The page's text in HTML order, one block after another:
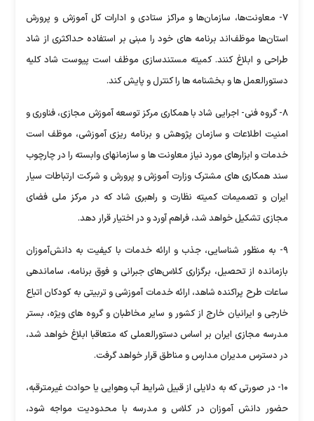
۷- معاونت‌ها، سازمان‌ها و مراکز ستادی و ادارات کل آموزش و پرورش
استان‌ها موظف‌اند برنامه های خود را مبنی بر استفاده حداکثری از شاد
طراحی و ابلاغ کنند. کمیته مستندسازی موظف است پیوست شاد کلیه
دستورالعمل ها و بخشنامه ها را کنترل و پایش کند.
۸- گروه فنی- اجرایی شاد با همکاری مرکز توسعه آموزش مجازی، فناوری و
امنیت اطلاعات و سازمان پژوهش و برنامه ریزی آموزشی، موظف است
خدمات و ابزارهای مورد نیاز معاونت ها و سازمانهای وابسته را در چارچوب
سند همکاری های مشترک وزارت آموزش و پرورش و شرکت ارتباطات سیار
ایران و تصمیمات کمیته نظارت و راهبری شاد که در مرکز ملی فضای
مجازی تشکیل خواهد شد، فراهم آورد و در اختیار قرار دهد.
۹- به منظور شناسایی، جذب و ارائه خدمات با کیفیت به دانش‌آموزان
بازمانده از تحصیل، برگزاری کلاس‌های جبرانی و فوق برنامه، ساماندهی
ساعات طرح پراکنده شاهد، ارائه خدمات آموزشی و تربیتی به کودکان اتباع
خارجی و ایرانیان خارج از کشور و سایر مخاطبان و گروه های ویژه، بستر
مدرسه مجازی ایران بر اساس دستورالعملی که متعاقبا ابلاغ خواهد شد،
در دسترس مدیران مدارس و مناطق قرار خواهد گرفت.
۱۰- در صورتی که به دلایلی از قبیل شرایط آب وهوایی یا حوادث غیرمترقبه،
حضور دانش آموزان در کلاس و مدرسه با محدودیت مواجه شود،